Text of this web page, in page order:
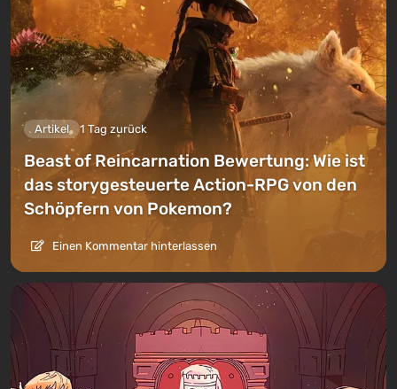
Artikel 1 Tag zurück
Beast of Reincarnation Bewertung: Wie ist
das storygesteuerte Action-RPG von den
Schöpfern von Pokemon?
Einen Kommentar hinterlassen